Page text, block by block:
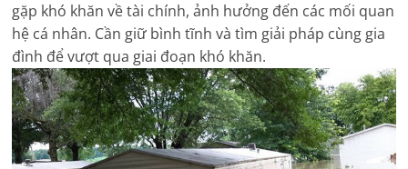
gặp khó khăn về tài chính, ảnh hưởng đến các mối quan
hệ cá nhân. Cần giữ bình tĩnh và tìm giải pháp cùng gia
đình để vượt qua giai đoạn khó khăn.